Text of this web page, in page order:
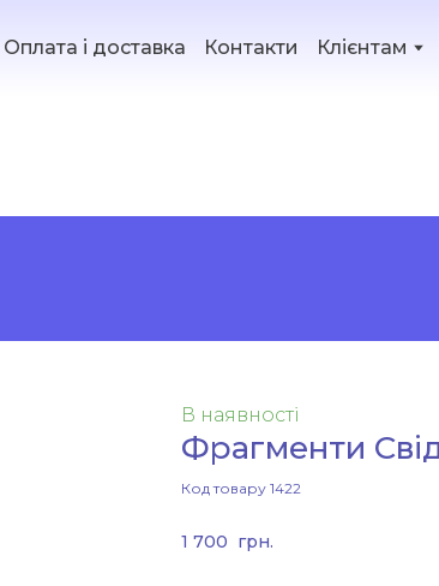
Оплата і доставка Контакти Клієнтам
В наявності
Фрагменти
Код товару 1422
1 700  грн.